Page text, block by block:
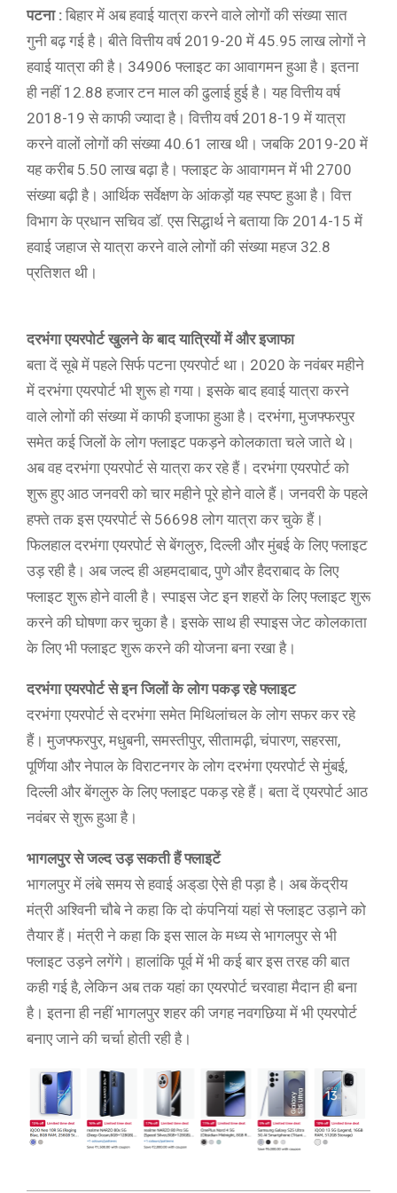
पटना : बिहार में अब हवाई यात्रा करने वाले लोगों की संख्या सात
गुनी बढ़ गई है। बीते वित्तीय वर्ष 2019-20 में 45.95 लाख लोगों ने
हवाई यात्रा की है। 34906 फ्लाइट का आवागमन हुआ है। इतना
ही नहीं 12.88 हजार टन माल की ढुलाई हुई है। यह वित्तीय वर्ष
2018-19 से काफी ज्यादा है। वित्तीय वर्ष 2018-19 में यात्रा
करने वालों लोगों की संख्या 40.61 लाख थी। जबकि 2019-20 में
यह करीब 5.50 लाख बढ़ा है। फ्लाइट के आवागमन में भी 2700
संख्या बढ़ी है। आर्थिक सर्वेक्षण के आंकड़ों यह स्पष्ट हुआ है। वित्त
विभाग के प्रधान सचिव डॉ. एस सिद्धार्थ ने बताया कि 2014-15 में
हवाई जहाज से यात्रा करने वाले लोगों की संख्या महज 32.8
प्रतिशत थी।
दरभंगा एयरपोर्ट खुलने के बाद यात्रियों में और इजाफा
बता दें सूबे में पहले सिर्फ पटना एयरपोर्ट था। 2020 के नवंबर महीने
में दरभंगा एयरपोर्ट भी शुरू हो गया। इसके बाद हवाई यात्रा करने
वाले लोगों की संख्या में काफी इजाफा हुआ है। दरभंगा, मुजफ्फरपुर
समेत कई जिलों के लोग फ्लाइट पकड़ने कोलकाता चले जाते थे।
अब वह दरभंगा एयरपोर्ट से यात्रा कर रहे हैं। दरभंगा एयरपोर्ट को
शुरू हुए आठ जनवरी को चार महीने पूरे होने वाले हैं। जनवरी के पहले
हफ्ते तक इस एयरपोर्ट से 56698 लोग यात्रा कर चुके हैं।
फिलहाल दरभंगा एयरपोर्ट से बेंगलुरु, दिल्ली और मुंबई के लिए फ्लाइट
उड़ रही है। अब जल्द ही अहमदाबाद, पुणे और हैदराबाद के लिए
फ्लाइट शुरू होने वाली है। स्पाइस जेट इन शहरों के लिए फ्लाइट शुरू
करने की घोषणा कर चुका है। इसके साथ ही स्पाइस जेट कोलकाता
के लिए भी फ्लाइट शुरू करने की योजना बना रखा है।
दरभंगा एयरपोर्ट से इन जिलों के लोग पकड़ रहे फ्लाइट
दरभंगा एयरपोर्ट से दरभंगा समेत मिथिलांचल के लोग सफर कर रहे
हैं। मुजफ्फरपुर, मधुबनी, समस्तीपुर, सीतामढ़ी, चंपारण, सहरसा,
पूर्णिया और नेपाल के विराटनगर के लोग दरभंगा एयरपोर्ट से मुंबई,
दिल्ली और बेंगलुरु के लिए फ्लाइट पकड़ रहे हैं। बता दें एयरपोर्ट आठ
नवंबर से शुरू हुआ है।
भागलपुर से जल्द उड़ सकती हैं फ्लाइटें
भागलपुर में लंबे समय से हवाई अड्‌डा ऐसे ही पड़ा है। अब केंद्रीय
मंत्री अश्विनी चौबे ने कहा कि दो कंपनियां यहां से फ्लाइट उड़ाने को
तैयार हैं। मंत्री ने कहा कि इस साल के मध्य से भागलपुर से भी
फ्लाइट उड़ने लगेंगे। हालांकि पूर्व में भी कई बार इस तरह की बात
कही गई है, लेकिन अब तक यहां का एयरपोर्ट चरवाहा मैदान ही बना
है। इतना ही नहीं भागलपुर शहर की जगह नवगछिया में भी एयरपोर्ट
बनाए जाने की चर्चा होती रही है।